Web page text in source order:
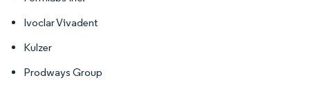
Ivoclar Vivadent
Kulzer
Prodways Group